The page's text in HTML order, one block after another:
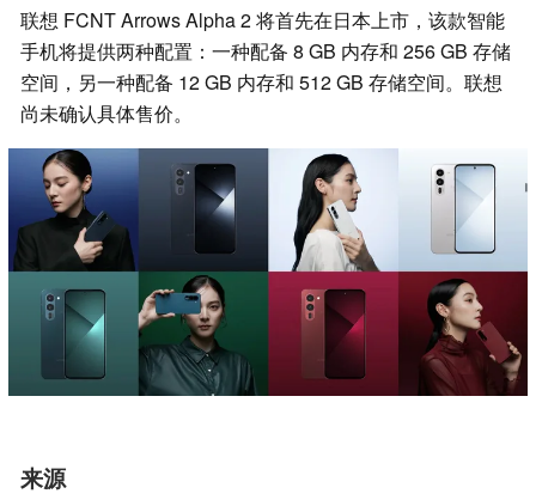
联想 FCNT Arrows Alpha 2 将首先在日本上市，该款智能
手机将提供两种配置：一种配备 8 GB 内存和 256 GB 存储
空间，另一种配备 12 GB 内存和 512 GB 存储空间。联想
尚未确认具体售价。
来源